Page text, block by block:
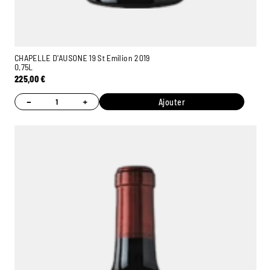
CHAPELLE D'AUSONE 19 St Emilion 2019
0,75L
225,00€
− + Ajouter